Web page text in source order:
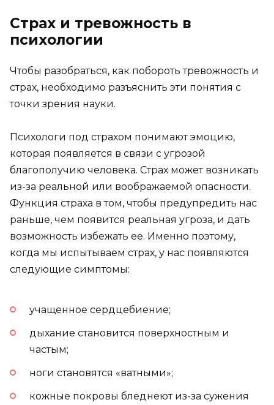
Страх и тревожность в
психологии
Чтобы разобраться, как побороть тревожность и
страх, необходимо разъяснить эти понятия с
точки зрения науки.
Психологи под страхом понимают эмоцию,
которая появляется в связи с угрозой
благополучию человека. Страх может возникать
из-за реальной или воображаемой опасности.
Функция страха в том, чтобы предупредить нас
раньше, чем появится реальная угроза, и дать
возможность избежать ее. Именно поэтому,
когда мы испытываем страх, у нас появляются
следующие симптомы:
учащенное сердцебиение;
дыхание становится поверхностным и
частым;
ноги становятся «ватными»;
кожные покровы бледнеют из-за сужения